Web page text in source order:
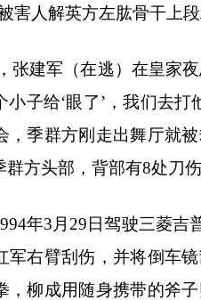
害人解英方左肱骨干上
张建军（在逃）在皇家
小子给‘眼了’，我们去
，季群方刚走出舞厅就
群方头部，背部有8处刀
年3 月 29 日驾驶三菱吉
军右臂刮伤，并将倒车
，柳成用随身携带的斧